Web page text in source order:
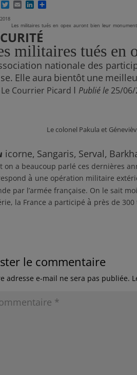
F T
i
t
t
e
r
E
a
i
l
L
k
e
d
I
n
r
t
e
r
Les militaires tués en opex auront bien leur monument
militaires tués en
nationale des
Elle aura bientôt une
Le Courrier Picard I Publié le 25/
Le colonel Pakula et
icorne, Sangaris, Serval,
on a beaucoup parlé ces dernières
à une opération militaire
par l’armée française. On le sait
la France a participéà près de
le commentaire
adresse e-mail ne sera pas publiée.